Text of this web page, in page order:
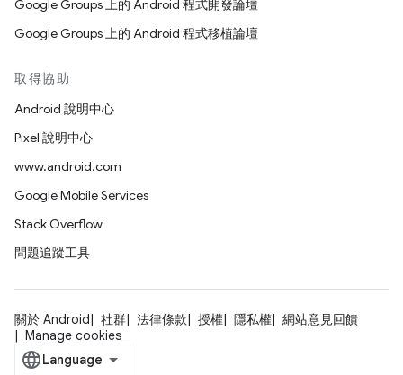
Google Groups 上的 Android 程式開發論壇
Google Groups 上的 Android 程式移植論壇
取得協助
Android 說明中心
Pixel 說明中心
www.android.com
Google Mobile Services
Stack Overflow
問題追蹤工具
關於 Android 社群 法律條款 授權 隱私權
網站意見回饋
Manage cookies